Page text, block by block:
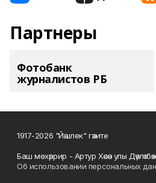
Партнеры
Фотобанк
журналистов РБ
1917-2026 "Йәшлек" гәзите
Баш мөхәррир - Артур Хәсән улы
Об использовании персональных